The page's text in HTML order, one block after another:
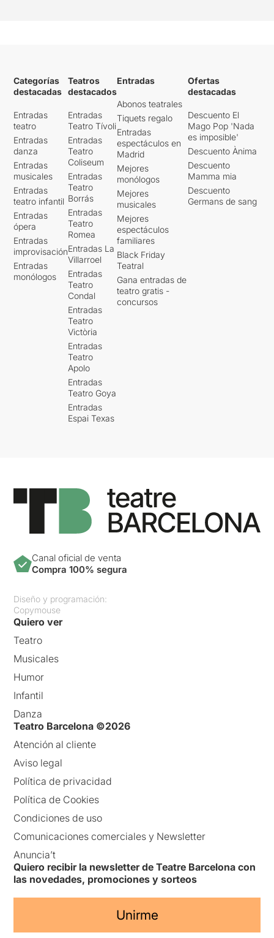
Categorías
destacadas
Entradas
teatro
Entradas
danza
Entradas
musicales
Entradas
teatro infantil
Entradas
ópera
Entradas
improvisación
Entradas
monólogos
Teatros
destacados
Entradas
Teatro Tívoli
Entradas
Teatro
Coliseum
Entradas
Teatro
Borrás
Entradas
Teatro
Romea
Entradas La
Villarroel
Entradas
Teatro
Condal
Entradas
Teatro
Victòria
Entradas
Teatro
Apolo
Entradas
Teatro Goya
Entradas
Espai Texas
Entradas
Abonos teatrales
Tiquets regalo
Entradas
espectáculos en
Madrid
Mejores
monólogos
Mejores
musicales
Mejores
espectáculos
familiares
Black Friday
Teatral
Gana entradas de
teatro gratis -
concursos
Ofertas
destacadas
Descuento El
Mago Pop 'Nada
es imposible'
Descuento Ànima
Descuento
Mamma mia
Descuento
Germans de sang
Canal oficial de venta
Compra 100% segura
Diseño y programación:
Copymouse
Quiero ver
Teatro
Musicales
Humor
Infantil
Danza
Teatro Barcelona ©2026
Atención al cliente
Aviso legal
Política de privacidad
Política de Cookies
Condiciones de uso
Comunicaciones comerciales y Newsletter
Anuncia’t
Quiero recibir la newsletter de Teatre Barcelona con
las novedades, promociones y sorteos
Unirme